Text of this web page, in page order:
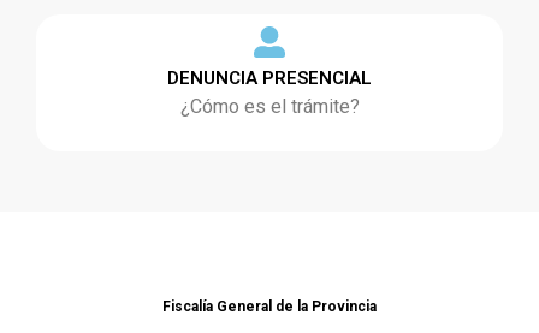
DENUNCIA PRESENCIAL
¿Cómo es el trámite?
Fiscalía General de la Provincia